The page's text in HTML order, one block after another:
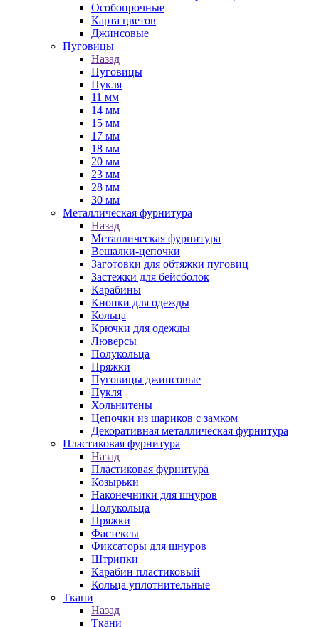
Особопрочные
Карта цветов
Джинсовые
Пуговицы
Назад
Пуговицы
Пукля
11 мм
14 мм
15 мм
17 мм
18 мм
20 мм
23 мм
28 мм
30 мм
Металлическая фурнитура
Назад
Металлическая фурнитура
Вешалки-цепочки
Заготовки для обтяжки пуговиц
Застежки для бейсболок
Карабины
Кнопки для одежды
Кольца
Крючки для одежды
Люверсы
Полукольца
Пряжки
Пуговицы джинсовые
Пукля
Хольнитены
Цепочки из шариков с замком
Декоративная металлическая фурнитура
Пластиковая фурнитура
Назад
Пластиковая фурнитура
Козырьки
Наконечники для шнуров
Полукольца
Пряжки
Фастексы
Фиксаторы для шнуров
Штрипки
Карабин пластиковый
Кольца уплотнительные
Ткани
Назад
Ткани